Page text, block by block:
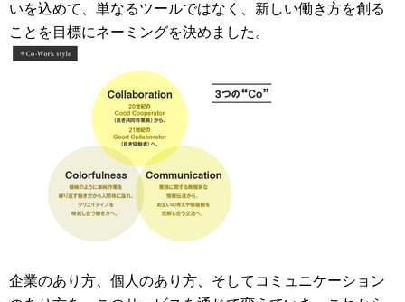
いを込めて、単なるツールではなく、新しい働き方を創る
ことを目標にネーミングを決めました。
企業のあり方、個人のあり方、そしてコミュニケーション